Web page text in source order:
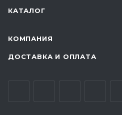
КАТАЛОГ
КОМПАНИЯ
ДОСТАВКА И ОПЛАТА